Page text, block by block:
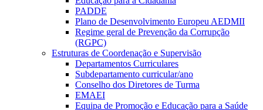
PADDE
Plano de Desenvolvimento Europeu AEDMII
Regime geral de Prevenção da Corrupção
(RGPC)
Estruturas de Coordenação e Supervisão
Departamentos Curriculares
Subdepartamento curricular/ano
Conselho dos Diretores de Turma
EMAEI
Equipa de Promoção e Educação para a Saúde